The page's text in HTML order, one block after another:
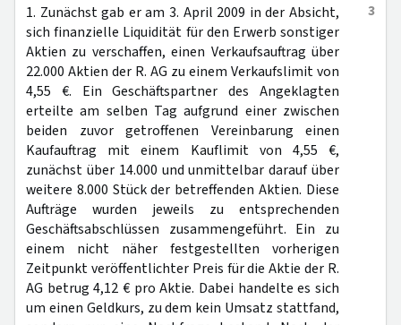
3
1. Zunächst gab er am 3. April 2009 in der Absicht,
sich finanzielle Liquidität für den Erwerb sonstiger
Aktien zu verschaffen, einen Verkaufsauftrag über
22.000 Aktien der R. AG zu einem Verkaufslimit von
4,55 €. Ein Geschäftspartner des Angeklagten
erteilte am selben Tag aufgrund einer zwischen
beiden zuvor getroffenen Vereinbarung einen
Kaufauftrag mit einem Kauflimit von 4,55 €,
zunächst über 14.000 und unmittelbar darauf über
weitere 8.000 Stück der betreffenden Aktien. Diese
Aufträge wurden jeweils zu entsprechenden
Geschäftsabschlüssen zusammengeführt. Ein zu
einem nicht näher festgestellten vorherigen
Zeitpunkt veröffentlichter Preis für die Aktie der R.
AG betrug 4,12 € pro Aktie. Dabei handelte es sich
um einen Geldkurs, zu dem kein Umsatz stattfand,